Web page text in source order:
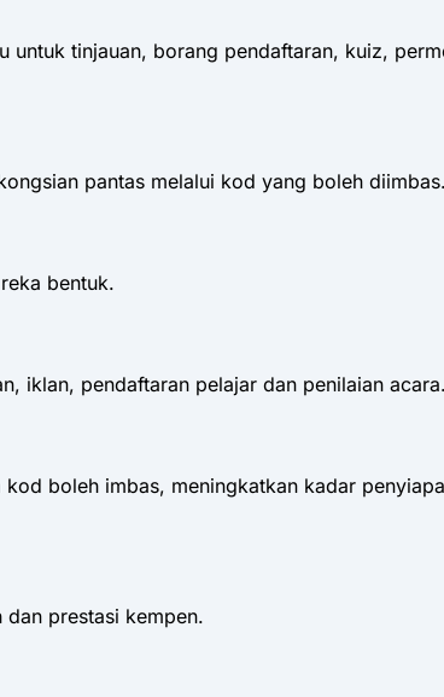
untuk tinjauan, borang pendaftaran, kuiz,
pantas melalui kod yang boleh
bentuk.
iklan, pendaftaran pelajar dan penilaian acara.
boleh imbas, meningkatkan kadar
dan prestasi kempen.